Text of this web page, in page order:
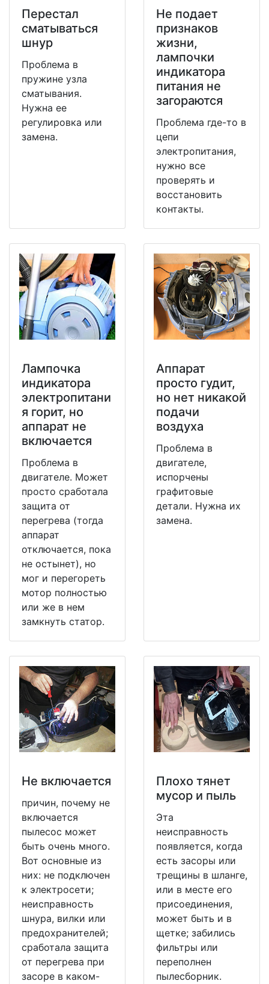
Перестал
сматываться
шнур
Проблема в
пружине узла
сматывания.
Нужна ее
регулировка или
замена.
Не подает
признаков
жизни,
лампочки
индикатора
питания не
загораются
Проблема где-то в
цепи
электропитания,
нужно все
проверять и
восстановить
контакты.
Лампочка
индикатора
электропитани
я горит, но
аппарат не
включается
Проблема в
двигателе. Может
просто сработала
защита от
перегрева (тогда
аппарат
отключается, пока
не остынет), но
мог и перегореть
мотор полностью
или же в нем
замкнуть статор.
Аппарат
просто гудит,
но нет никакой
подачи
воздуха
Проблема в
двигателе,
испорчены
графитовые
детали. Нужна их
замена.
Не включается
причин, почему не
включается
пылесос может
быть очень много.
Вот основные из
них: не подключен
к электросети;
неисправность
шнура, вилки или
предохранителей;
сработала защита
от перегрева при
засоре в каком-
Плохо тянет
мусор и пыль
Эта
неисправность
появляется, когда
есть засоры или
трещины в шланге,
или в месте его
присоединения,
может быть и в
щетке; забились
фильтры или
переполнен
пылесборник.